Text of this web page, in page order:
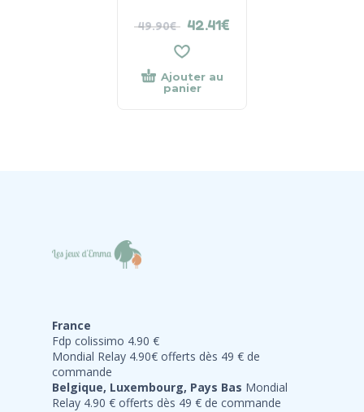
49.90€ 42.41€
Ajouter au
panier
France
Fdp colissimo 4.90 €
Mondial Relay 4.90€ offerts dès 49 € de
commande
Belgique, Luxembourg, Pays Bas Mondial
Relay 4.90 € offerts dès 49 € de commande